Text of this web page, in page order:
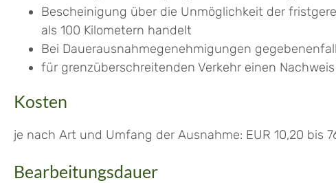
Bescheinigung über die Unmöglichkeit der
als 100 Kilometern handelt
Bei Dauerausnahmegenehmigungen
für grenzüberschreitenden Verkehr einen
Kosten
je nach Art und Umfang der Ausnahme: EUR 10,20 bis
Bearbeitungsdauer